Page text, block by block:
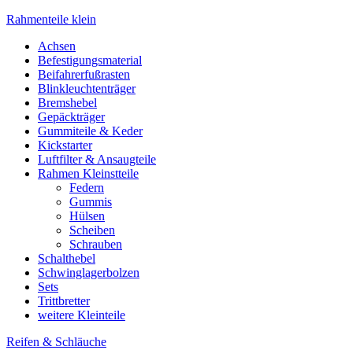
Rahmenteile klein
Achsen
Befestigungsmaterial
Beifahrerfußrasten
Blinkleuchtenträger
Bremshebel
Gepäckträger
Gummiteile & Keder
Kickstarter
Luftfilter & Ansaugteile
Rahmen Kleinstteile
Federn
Gummis
Hülsen
Scheiben
Schrauben
Schalthebel
Schwinglagerbolzen
Sets
Trittbretter
weitere Kleinteile
Reifen & Schläuche